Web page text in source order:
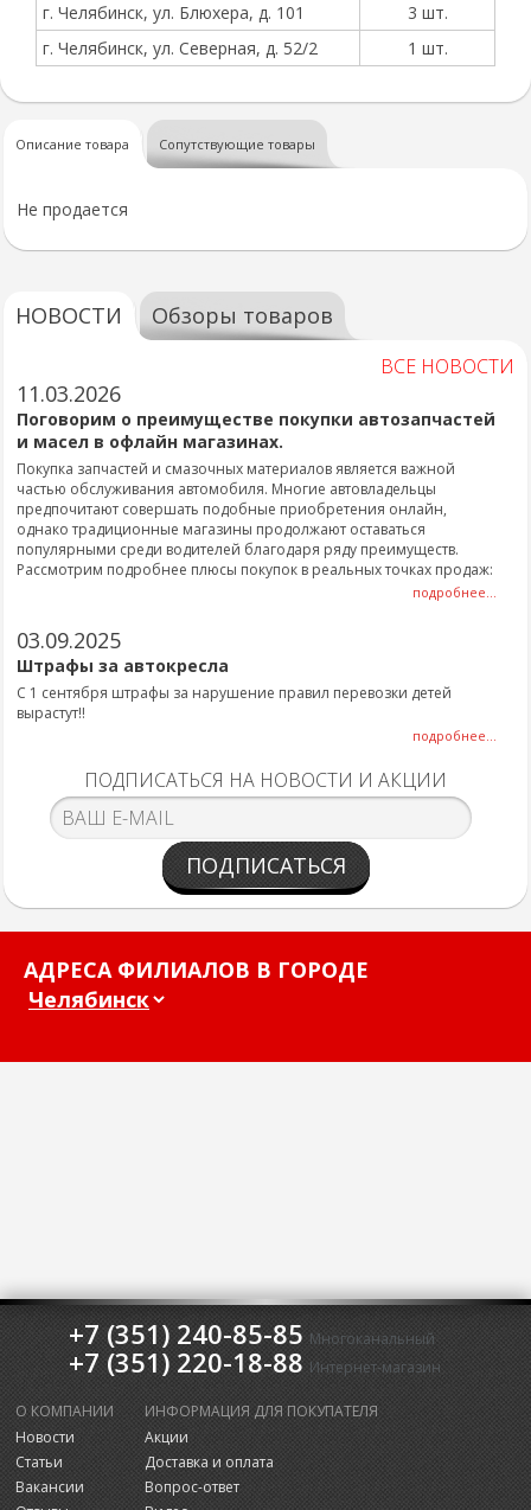
г. Челябинск, ул. Блюхера, д. 101
3 шт.
г. Челябинск, ул. Северная, д. 52/2
1 шт.
Описание товара Сопутствующие товары
Не продается
НОВОСТИ Обзоры товаров
ВСЕ НОВОСТИ
11.03.2026
Поговорим о преимуществе покупки автозапчастей
и масел в офлайн магазинах.
Покупка запчастей и смазочных материалов является важной
частью обслуживания автомобиля. Многие автовладельцы
предпочитают совершать подобные приобретения онлайн,
однако традиционные магазины продолжают оставаться
популярными среди водителей благодаря ряду преимуществ.
Рассмотрим подробнее плюсы покупок в реальных точках продаж:
подробнее...
03.09.2025
Штрафы за автокресла
С 1 сентября штрафы за нарушение правил перевозки детей
вырастут!!
подробнее...
ПОДПИСАТЬСЯ НА НОВОСТИ И АКЦИИ
ПОДПИСАТЬСЯ
АДРЕСА ФИЛИАЛОВ В ГОРОДЕ
+7 (351) 240-85-85 Многоканальный
+7 (351) 220-18-88 Интернет-магазин
О КОМПАНИИ
Новости
Статьи
Вакансии
ИНФОРМАЦИЯ ДЛЯ ПОКУПАТЕЛЯ
Акции
Доставка и оплата
Вопрос-ответ